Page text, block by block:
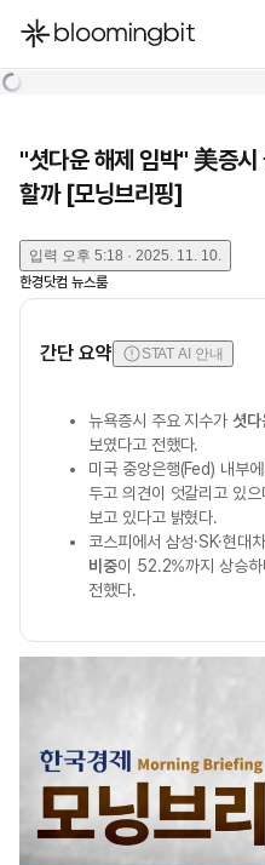
한국어
"셧다운 해제 임박" 美증
할까 [모닝브리핑]
입력 오후 5:18 · 2025. 11. 10.
한경닷컴 뉴스룸
간단 요약 STAT AI 안내
뉴욕증시 주요 지수가셧다
보였다고 전했다.
미국 중앙은행(Fed) 내부
두고 의견이 엇갈리고 있
보고 있다고 밝혔다.
코스피에서 삼성·SK·현대
비중이 52.2%까지 상승하
전했다.